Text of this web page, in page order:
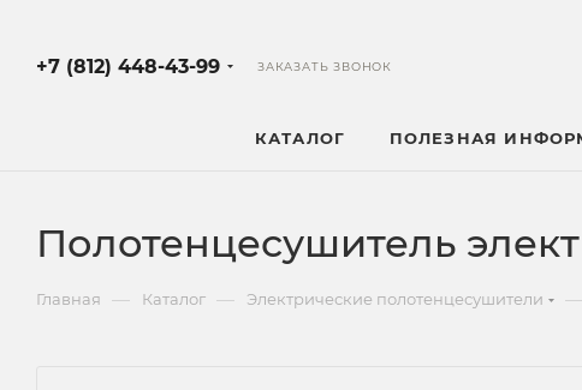
+7 (812) 448-43-99 ЗАКАЗАТЬ ЗВОНОК
КАТАЛОГ ПОЛЕЗНАЯ
Полотенцесушитель
Главная — Каталог — Электрические полотенцесушители —